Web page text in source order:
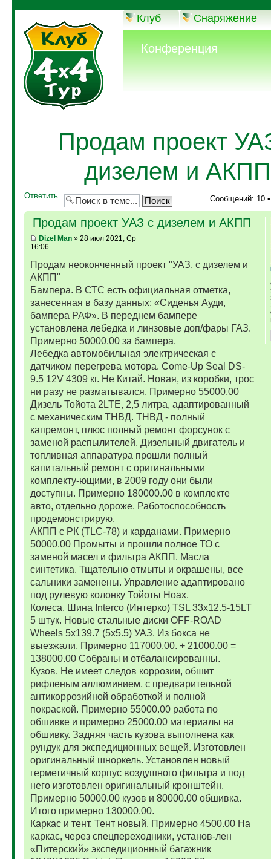
Клуб Снаряжение
Конференция
Продам проект
дизелем и АКПП
Ответить Сообщений: 10
Продам проект УАЗ с дизелем и АКПП
Dizel Man» 28 июл 2021, Ср
16:06
Продам неоконченный проект "УАЗ, с дизелем и
АКПП"
Бампера. В СТС есть официальная отметка,
занесенная в базу данных: «Сиденья Ауди,
бампера РАФ». В переднем бампере
установлена лебедка и линзовые доп/фары ГАЗ.
Примерно 50000.00 за бампера.
Лебедка автомобильная электрическая с
датчиком перегрева мотора. Come-Up Seal DS-
9.5 12V 4309 кг. Не Китай. Новая, из коробки, трос
ни разу не разматывался. Примерно 55000.00
Дизель Тойота 2LTE, 2,5 литра, адаптированный
с механическим ТНВД. ТНВД - полный
капремонт, плюс полный ремонт форсунок с
заменой распылителей. Дизельный двигатель и
топливная аппаратура прошли полный
капитальный ремонт с оригинальными
комплекту-ющими, в 2009 году они были
доступны. Примерно 180000.00 в комплекте
авто, отдельно дороже. Работоспособность
продемонстрирую.
АКПП с РК (TLC-78) и карданами. Примерно
50000.00 Промыты и прошли полное ТО с
заменой масел и фильтра АКПП. Масла
синтетика. Тщательно отмыты и окрашены, все
сальники заменены. Управление адаптировано
под рулевую колонку Тойоты Ноах.
Колеса. Шина Interco (Интерко) TSL 33x12.5-15LT
5 штук. Новые стальные диски OFF-ROAD
Wheels 5x139.7 (5x5.5) УАЗ. Из бокса не
выезжали. Примерно 117000.00. + 21000.00 =
138000.00 Собраны и отбалансированны.
Кузов. Не имеет следов коррозии, обшит
рифленым аллюминием, с предварительной
антикоррозийной обработкой и полной
покраской. Примерно 55000.00 работа по
обшивке и примерно 25000.00 материалы на
обшивку. Задняя часть кузова выполнена как
рундук для экспедиционных вещей. Изготовлен
оригинальный шноркель. Установлен новый
герметичный корпус воздушного фильтра и под
него изготовлен оригинальный кронштейн.
Примерно 50000.00 кузов и 80000.00 обшивка.
Итого примерно 130000.00.
Каркас и тент. Тент новый. Примерно 4500.00 На
каркас, через спецпереходники, установ-лен
«Питерский» экспедиционный багажник